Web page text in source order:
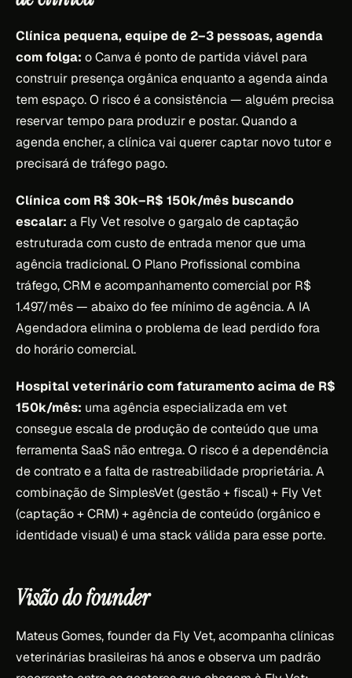
Clínica pequena, equipe de 2–3 pessoas, agenda
com folga: o Canva é ponto de partida viável para
construir presença orgânica enquanto a agenda ainda
tem espaço. O risco é a consistência — alguém precisa
reservar tempo para produzir e postar. Quando a
agenda encher, a clínica vai querer captar novo tutor e
precisará de tráfego pago.
Clínica com R$ 30k–R$ 150k/mês buscando
escalar: a Fly Vet resolve o gargalo de captação
estruturada com custo de entrada menor que uma
agência tradicional. O Plano Profissional combina
tráfego, CRM e acompanhamento comercial por R$
1.497/mês — abaixo do fee mínimo de agência. A IA
Agendadora elimina o problema de lead perdido fora
do horário comercial.
Hospital veterinário com faturamento acima de R$
150k/mês: uma agência especializada em vet
consegue escala de produção de conteúdo que uma
ferramenta SaaS não entrega. O risco é a dependência
de contrato e a falta de rastreabilidade proprietária. A
combinação de SimplesVet (gestão + fiscal) + Fly Vet
(captação + CRM) + agência de conteúdo (orgânico e
identidade visual) é uma stack válida para esse porte.
Visão do founder
Mateus Gomes, founder da Fly Vet, acompanha clínicas
veterinárias brasileiras há anos e observa um padrão